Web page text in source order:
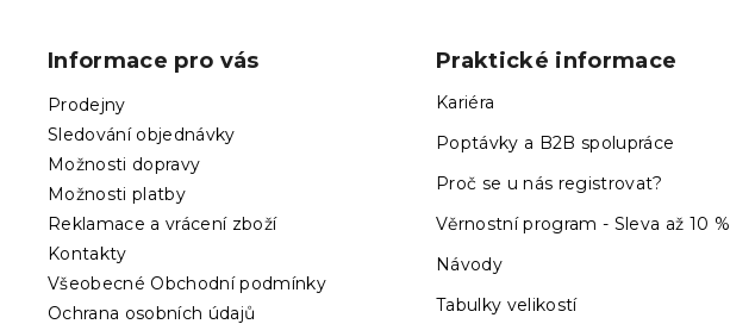
Informace pro vás
Prodejny
Sledování objednávky
Možnosti dopravy
Možnosti platby
Reklamace a vrácení zboží
Kontakty
Všeobecné Obchodní podmínky
Ochrana osobních údajů
Praktické informace
Kariéra
Poptávky a B2B spolupráce
Proč se u nás registrovat?
Věrnostní program - Sleva až 10 %
Návody
Tabulky velikostí